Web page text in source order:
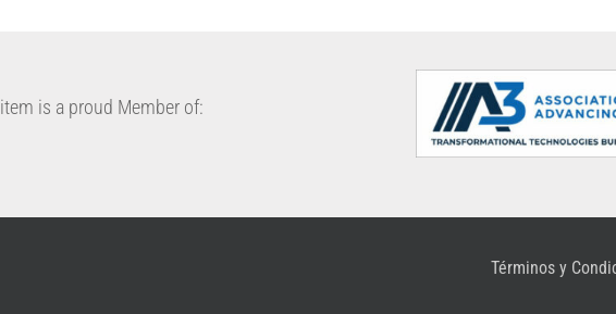
item is a proud Member of:
Términos y